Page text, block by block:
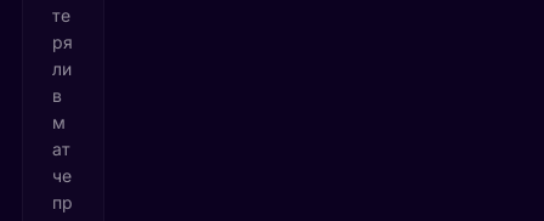
те
ря
ли
в
м
ат
че
пр